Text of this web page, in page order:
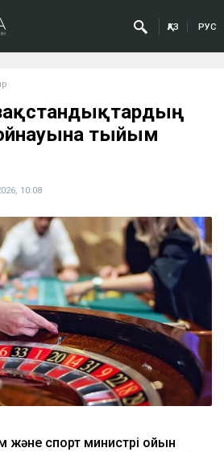
ҚАЗ РУС
тыйым
10:08
және спорт министрі ойын